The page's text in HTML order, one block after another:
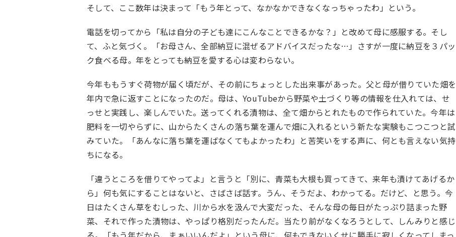
そして、ここ数年は決まって「もう年とって、なかなかできなくなっちゃったわ」という。
電話を切ってから「私は自分の子ども達にこんなことできるかな？」と改めて母に感服する。そし
て、ふと気づく。「お母さん、全部納豆に混ぜるアドバイスだったな…」さすが一度に納豆を３パッ
ク食べる母。年をとっても納豆を愛する心は変わらない。
今年ももうすぐ荷物が届く頃だが、その前にちょっとした出来事があった。父と母が借りていた畑を
年内で急に返すことになったのだ。母は、YouTubeから野菜や土づくり等の情報を仕入れては、せ
っせと実践し、楽しんでいた。送ってくれる漬物は、全て畑からとれたもので作られていた。今年は
肥料を一切やらずに、山からたくさんの落ち葉を運んで畑に入れるという新たな実験もこつこつと試
みていた。「あんなに落ち葉を運ばなくてもよかったわ」と苦笑いをする声に、何とも言えない気持
ちになる。
「違うところを借りてやってよ」と言うと「別に、青菜も大根も買ってきて、来年も漬けてあげるか
ら」何も気にすることはないと、さばさば話す。うん、そうだよ、わかってる。だけど、と思う。今
日はたくさん草をむしった、川から水を汲んで大変だった、そんな母の毎日がたっぷり詰まった野
菜、それで作った漬物は、やっぱり格別だったんだ。当たり前がなくなろうとして、しんみりと感じ